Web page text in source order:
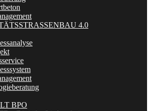
4.0
BPO